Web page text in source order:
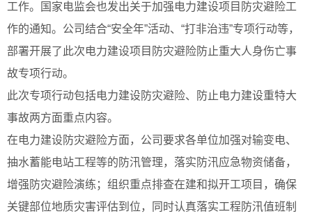
工作。国家电监会也发出关于加强电力建设项目防灾避险工
作的通知。公司结合“安全年”活动、“打非治违”专项行动等，
部署开展了此次电力建设项目防灾避险防止重大人身伤亡事
故专项行动。
此次专项行动包括电力建设防灾避险、防止电力建设重特大
事故两方面重点内容。
在电力建设防灾避险方面，公司要求各单位加强对输变电、
抽水蓄能电站工程等的防汛管理，落实防汛应急物资储备，
增强防灾避险演练；组织重点排查在建和拟开工项目，确保
关键部位地质灾害评估到位，同时认真落实工程防汛值班制